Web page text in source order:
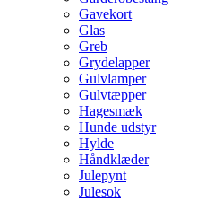
Gavekort
Glas
Greb
Grydelapper
Gulvlamper
Gulvtæpper
Hagesmæk
Hunde udstyr
Hylde
Håndklæder
Julepynt
Julesok